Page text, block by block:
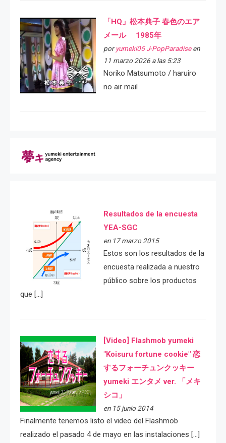
「HQ」松本典子 春色のエア
メール 1985年
por yumeki05 J-PopParadiseen
11 marzo 2026 a las 5:23
Noriko Matsumoto / haruiro
no air mail
Resultados de la encuesta
YEA-SGC
en 17 marzo 2015
Estos son los resultados de la
encuesta realizada a nuestro
público sobre los productos
que […]
[Video] Flashmob yumeki
"Koisuru fortune cookie" 恋
するフォーチュンクッキー
yumeki エンタメ ver. 「メキ
シコ」
en 15 junio 2014
Finalmente tenemos listo el video del Flashmob
realizado el pasado 4 de mayo en las instalaciones […]